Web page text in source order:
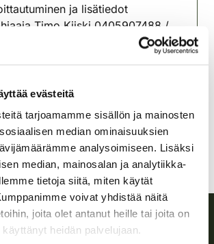
evästeitä
tarjoamamme sisällön ja mainosten
median ominaisuuksien
analysoimiseen. Lisäksi
median, mainosalan ja analytiikka-
tietoja siitä, miten käytät
voivat yhdistää näitä
joita olet antanut heille tai joita on
heidän palvelujaan.
ja lisätiedot
Timo Kiiski 0405907488 /
Suomi